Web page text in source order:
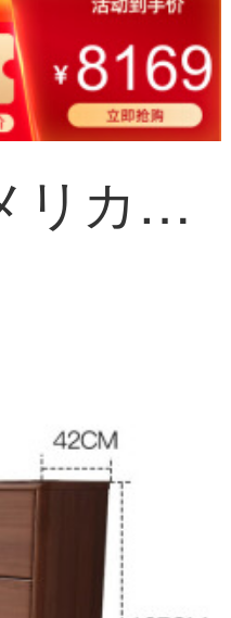
梵宜ソファ北アメリカ黒胡桃の木の実木ソファ1+2+3セットの布芸単双三人のソファーの大きさと部屋型のアメリカンソファが簡単にリビングの家具を予約します。8 W 10の三人の位+貴妃北米の黒胡桃の木